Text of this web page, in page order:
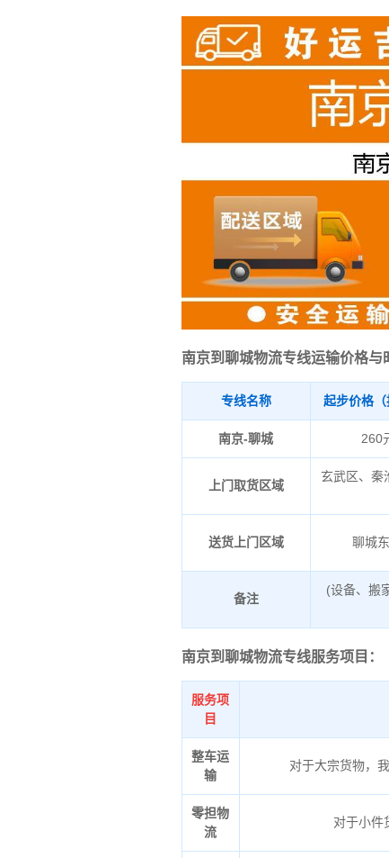
南京到聊城物流专线运输价格与
专线名称 起步价格（
南京-聊城 260
上门取货区域
玄武区、秦
送货上门区域 聊城
备注
(设备、搬
南京到聊城物流专线服务项目：
服务项
目
整车运
输
对于大宗货物，
零担物
流
对于小件